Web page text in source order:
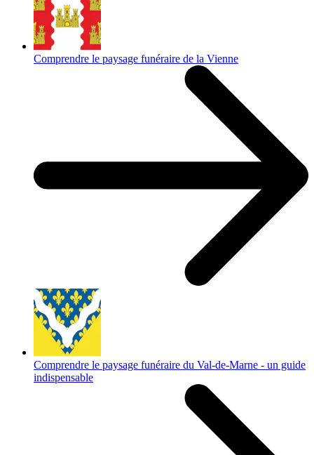
Comprendre le paysage funéraire de la Vienne
Comprendre le paysage funéraire du Val-de-Marne - un guide
indispensable